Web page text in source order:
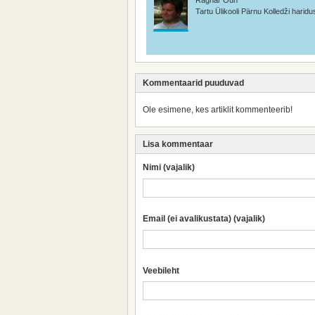
Tartu Ülikooli Pärnu Kolledži
Kommentaarid puuduvad
Ole esimene, kes artiklit kommenteerib!
Lisa kommentaar
Nimi (vajalik)
Email (ei avalikustata) (vajalik)
Veebileht